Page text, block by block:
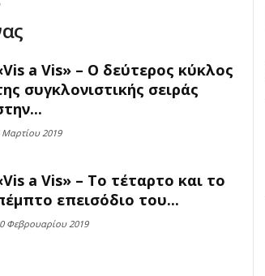
a Vis» – O δεύτερος κύκλος
συγκλονιστικής σειράς
Μαρτίου 2019
a Vis» – Το τέταρτο και το
επεισόδιο του...
Φεβρουαρίου 2019